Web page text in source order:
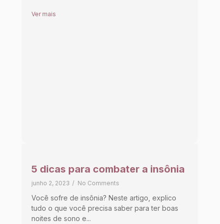
Ver mais
5 dicas para combater a insônia
junho 2, 2023 / No Comments
Você sofre de insônia? Neste artigo, explico
tudo o que você precisa saber para ter boas
noites de sono e...